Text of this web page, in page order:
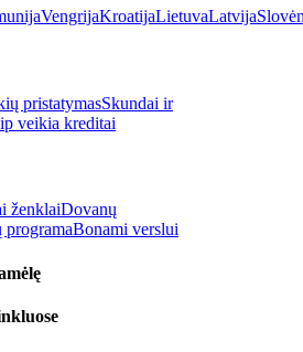
VengrijaKroatijaLietuvaLatvija
pristatymasSkundai ir
veikia kreditai
ženklaiDovanų
programaBonami verslui